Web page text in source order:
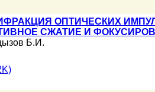
ОПТИЧЕСКИХ
СЖАТИЕ И
Б.И.